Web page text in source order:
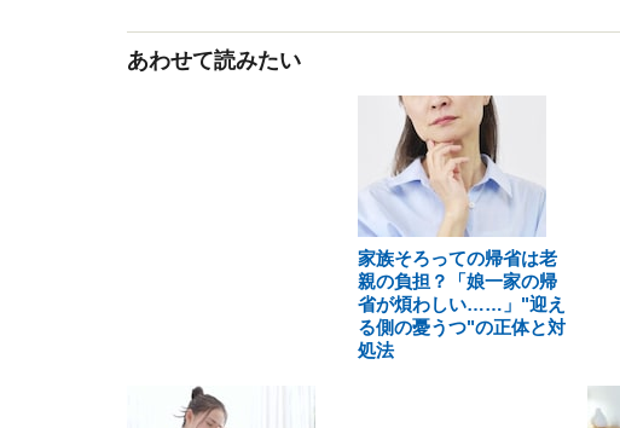
あわせて読みたい
家族そろっての帰省は老
親の負担？「娘一家の帰
省が煩わしい……」"迎え
る側の憂うつ"の正体と対
処法